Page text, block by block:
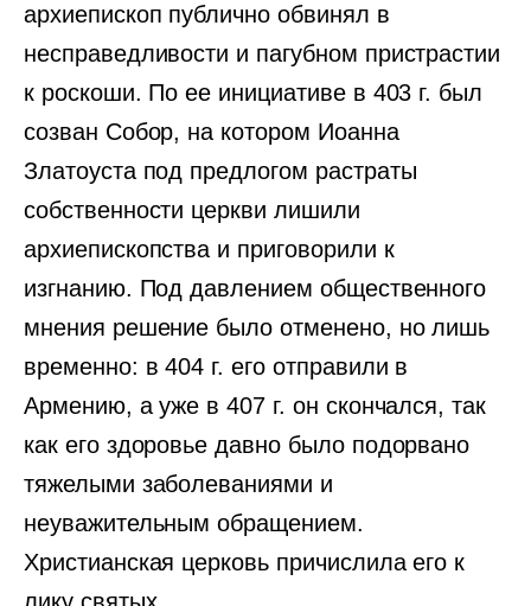
архиепископ публично обвинял в
несправедливости и пагубном пристрастии
к роскоши. По ее инициативе в 403 г. был
созван Собор, на котором Иоанна
Златоуста под предлогом растраты
собственности церкви лишили
архиепископства и приговорили к
изгнанию. Под давлением общественного
мнения решение было отменено, но лишь
временно: в 404 г. его отправили в
Армению, а уже в 407 г. он скончался, так
как его здоровье давно было подорвано
тяжелыми заболеваниями и
неуважительным обращением.
Христианская церковь причислила его к